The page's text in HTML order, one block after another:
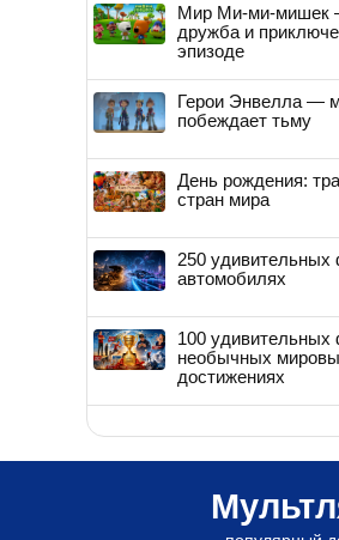
Мир Ми-ми-мишек
дружба и
эпизоде
Герои Энвелла —
побеждает тьму
День рождения:
стран мира
250 удивительных
автомобилях
100 удивительных
необычных
достижениях